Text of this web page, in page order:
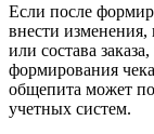
Если после
внести
или состава
формирования
общепита может
учетных систем.